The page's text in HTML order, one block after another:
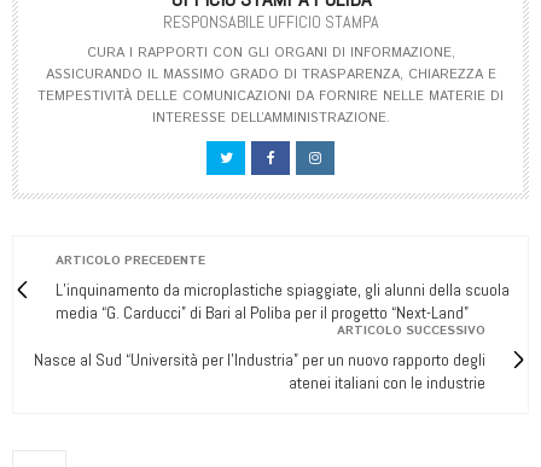
RESPONSABILE UFFICIO STAMPA
CURA I RAPPORTI CON GLI ORGANI DI INFORMAZIONE,
ASSICURANDO IL MASSIMO GRADO DI TRASPARENZA, CHIAREZZA E
TEMPESTIVITÀ DELLE COMUNICAZIONI DA FORNIRE NELLE MATERIE DI
INTERESSE DELL’AMMINISTRAZIONE.
ARTICOLO PRECEDENTE
L’inquinamento da microplastiche spiaggiate, gli alunni della scuola
media “G. Carducci” di Bari al Poliba per il progetto “Next-Land”
ARTICOLO SUCCESSIVO
Nasce al Sud “Università per l'Industria” per un nuovo rapporto degli
atenei italiani con le industrie